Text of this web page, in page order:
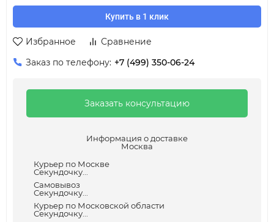
Купить в 1 клик
Избранное
Сравнение
Заказ по телефону: +7 (499) 350-06-24
Заказать консультацию
Информация о доставке
Москва
Курьер по Москве
Секундочку...
Самовывоз
Секундочку...
Курьер по Московской области
Секундочку...